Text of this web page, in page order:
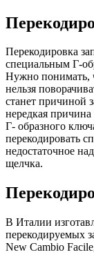
Перекодировка
специальным Г-
Нужно понимать,
нельзя
станет причиной
нередкая
Г- образного
перекодировать
недостаточное
щелчка.
В Италии
перекодируемых
New Cambio